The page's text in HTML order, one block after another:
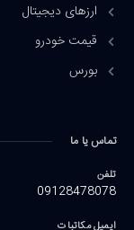
ارزهای دیجیتال
قیمت خودرو
بورس
تماس یا ما
تلفن
09128478078
ایمیل مکاتبات